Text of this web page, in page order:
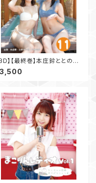
BD】【最終巻】本庄鈴ととのい
た♡Vol.11